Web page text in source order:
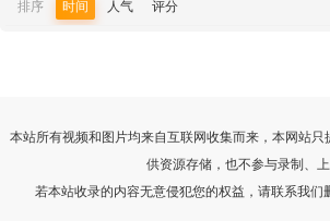
排序 时间 人气 评分
本站所有视频和图片均来自互联网收集而来，本网站
供资源存储，也不参与录制、
若本站收录的内容无意侵犯您的权益，请联系我们